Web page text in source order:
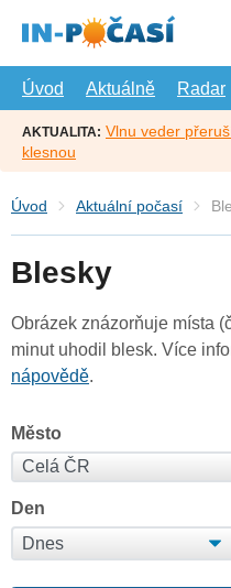
hlavní
Úvod
Aktuálně Radar
AKTUALITA: Vlnu veder
klesnou
Úvod Aktuální počasí
Blesky
Obrázek znázorňuje místa
minut uhodil blesk. Více
nápovědě.
Město
Den